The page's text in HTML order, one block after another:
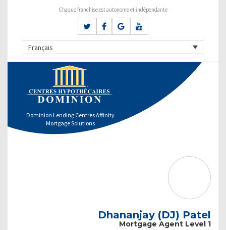
Chaque franchise est autonome et indépendante
Français
Dominion Lending Centres Affinity
Mortgage Solutions
Dhananjay (DJ) Patel
Mortgage Agent Level 1